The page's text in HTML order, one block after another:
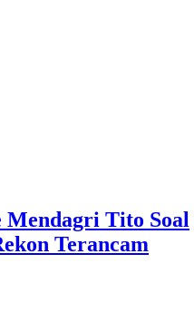
Mendagri Tito Soal
Terancam